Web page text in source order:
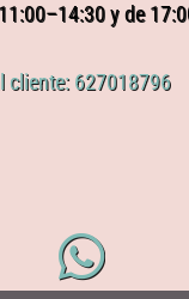
y de
cliente: 627018796